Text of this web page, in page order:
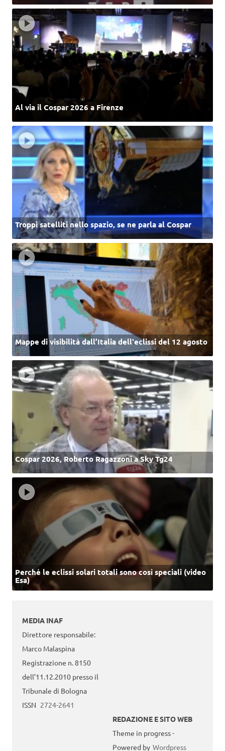
Al via il Cospar 2026 a Firenze
Troppi satelliti nello spazio, se ne parla al Cospar
Mappe di visibilità dall’Italia dell'eclissi del 12 agosto
Cospar 2026, Roberto Ragazzoni a Sky Tg24
Perché le eclissi solari totali sono così speciali (video
Esa)
MEDIA INAF
Direttore responsabile:
Marco Malaspina
Registrazione n. 8150
dell’11.12.2010 presso il
Tribunale di Bologna
ISSN 2724-2641
REDAZIONE E SITO WEB
Theme in progress -
Powered by Wordpress